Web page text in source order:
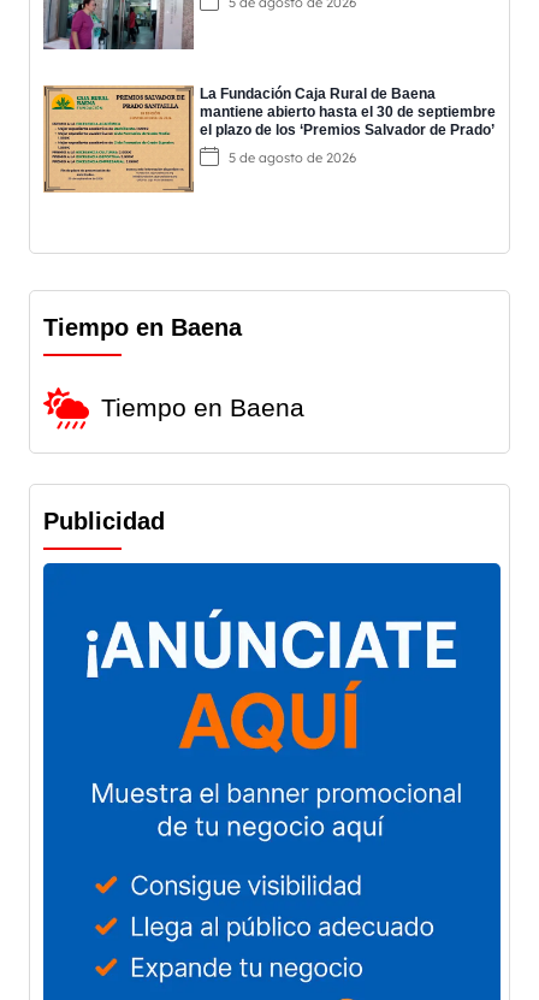
La Fundación Caja Rural de Baena
mantiene abierto hasta el 30 de septiembre
el plazo de los ‘Premios Salvador de Prado’
5 de agosto de 2026
Tiempo en Baena
Tiempo en Baena
Publicidad